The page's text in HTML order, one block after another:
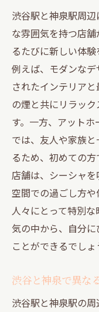
渋谷駅と神泉駅周
な雰囲気を持つ店
るたびに新しい体験
例えば、モダンな
されたインテリア
の煙と共にリラッ
す。一方、アット
では、友人や家族
るため、初めての
店舗は、シーシャ
空間での過ごし方
人々にとって特別
気の中から、自分
ことができるでしょ
渋谷と神泉で異な
渋谷駅と神泉駅の